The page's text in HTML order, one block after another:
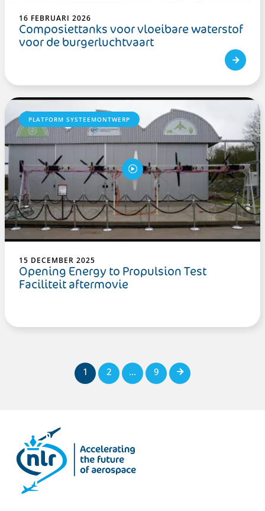
16 FEBRUARI 2026
Composiettanks voor vloeibare waterstof
voor de burgerluchtvaart
PLATFORM SYSTEEMONTWERP
15 DECEMBER 2025
Opening Energy to Propulsion Test
Faciliteit aftermovie
1 2 … 9 Volgende